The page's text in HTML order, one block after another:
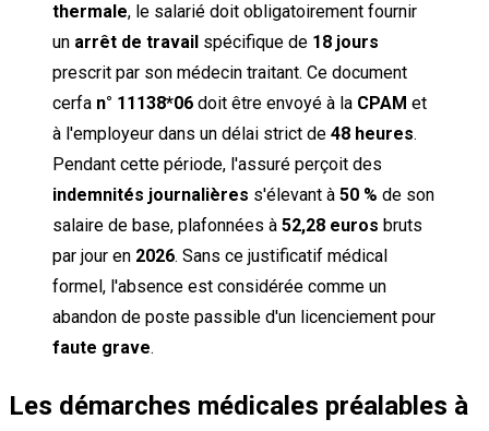
thermale, le salarié doit obligatoirement fournir
un arrêt de travail spécifique de 18 jours
prescrit par son médecin traitant. Ce document
cerfa n° 11138*06 doit être envoyé à la CPAM et
à l'employeur dans un délai strict de 48 heures.
Pendant cette période, l'assuré perçoit des
indemnités journalières s'élevant à 50 % de son
salaire de base, plafonnées à 52,28 euros bruts
par jour en 2026. Sans ce justificatif médical
formel, l'absence est considérée comme un
abandon de poste passible d'un licenciement pour
faute grave.
Les démarches médicales préalables à